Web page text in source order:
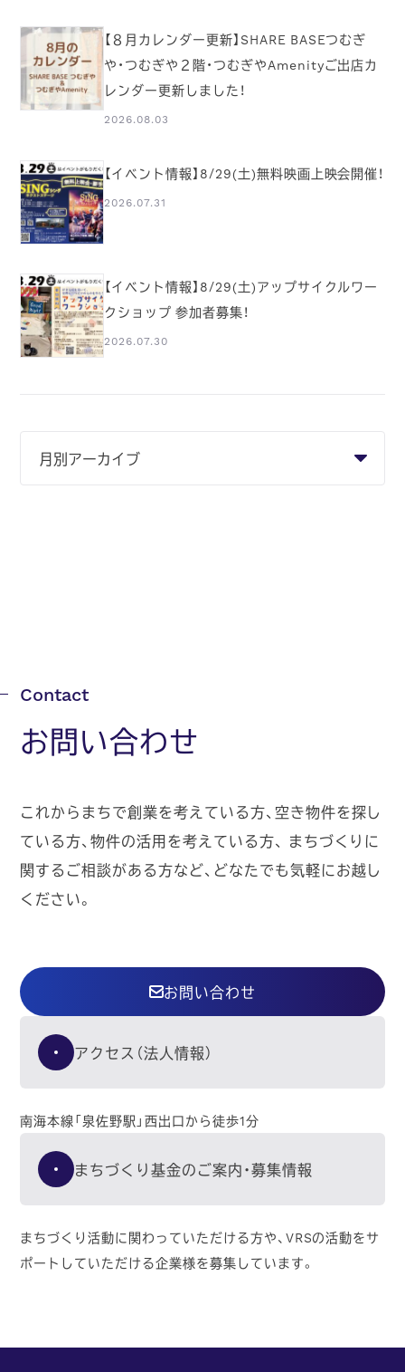
【８月カレンダー更新】SHARE BASEつむぎ
や・つむぎや２階・つむぎやAmenityご出店カ
レンダー更新しました！
2026.08.03
【イベント情報】8/29(土)無料映画上映会開催！
2026.07.31
【イベント情報】8/29(土)アップサイクルワー
クショップ 参加者募集！
2026.07.30
お問い合わせ
これからまちで創業を考えている方、空き物件を探し
ている方、物件の活用を考えている方、 まちづくりに
関するご相談がある方など、どなたでも気軽にお越し
ください。
お問い合わせ
アクセス（法人情報）
南海本線「泉佐野駅」西出口から徒歩1分
まちづくり基金のご案内・募集情報
まちづくり活動に関わっていただける方や、VRSの活動をサ
ポートしていただける企業様を募集しています。